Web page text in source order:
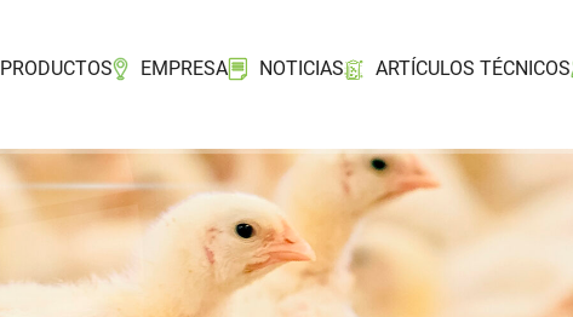
PRODUCTOS EMPRESA NOTICIAS ARTÍCULOS TÉCNICOS